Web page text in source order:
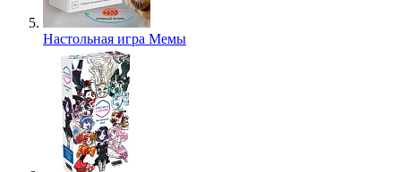
Настольная игра Мемы